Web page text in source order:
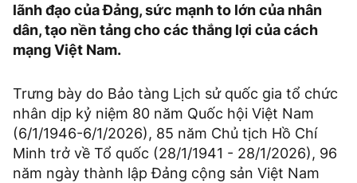
lãnh đạo của Đảng, sức mạnh to lớn của nhân
dân, tạo nền tảng cho các thắng lợi của cách
mạng Việt Nam.
Trưng bày do Bảo tàng Lịch sử quốc gia tổ chức
nhân dịp kỷ niệm 80 năm Quốc hội Việt Nam
(6/1/1946-6/1/2026), 85 năm Chủ tịch Hồ Chí
Minh trở về Tổ quốc (28/1/1941 - 28/1/2026), 96
năm ngày thành lập Đảng cộng sản Việt Nam